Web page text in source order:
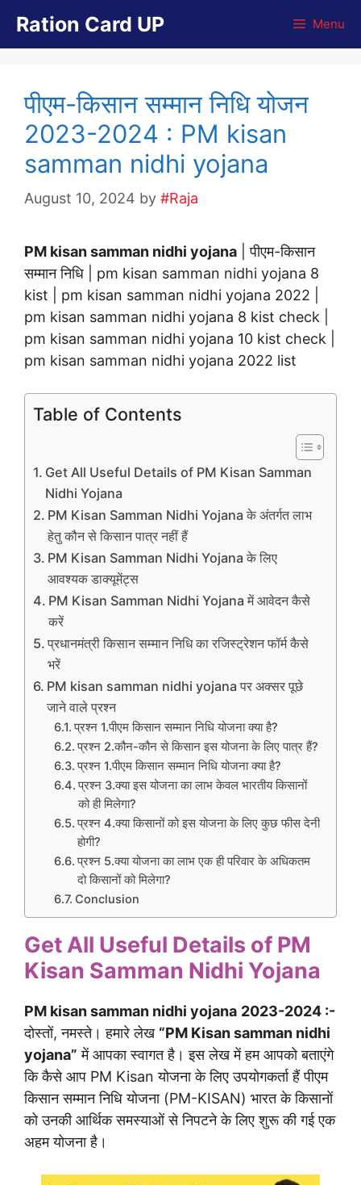
content
Ration Card UP Menu
पीएम-किसान सम्मान निधि योजन
2023-2024 : PM kisan
samman nidhi yojana
August 10, 2024 by #Raja
PM kisan samman nidhi yojana | पीएम-किसान
सम्मान निधि | pm kisan samman nidhi yojana 8
kist | pm kisan samman nidhi yojana 2022 |
pm kisan samman nidhi yojana 8 kist check |
pm kisan samman nidhi yojana 10 kist check |
pm kisan samman nidhi yojana 2022 list
Table of Contents
Get All Useful Details of PM Kisan Samman
Nidhi Yojana
PM Kisan Samman Nidhi Yojana के अंतर्गत लाभ
हेतु कौन से किसान पात्र नहीं हैं
PM Kisan Samman Nidhi Yojana के लिए
आवश्यक डाक्यूमेंट्स
PM Kisan Samman Nidhi Yojana में आवेदन कैसे
करें
प्रधानमंत्री किसान सम्मान निधि का रजिस्ट्रेशन फॉर्म कैसे
भरें
PM kisan samman nidhi yojana पर अक्सर पूछे
जाने वाले प्रश्न
प्रश्न 1.पीएम किसान सम्मान निधि योजना क्या है?
प्रश्न 2.कौन-कौन से किसान इस योजना के लिए पात्र हैं?
प्रश्न 1.पीएम किसान सम्मान निधि योजना क्या है?
प्रश्न 3.क्या इस योजना का लाभ केवल भारतीय किसानों
को ही मिलेगा?
प्रश्न 4.क्या किसानों को इस योजना के लिए कुछ फीस देनी
होगी?
प्रश्न 5.क्या योजना का लाभ एक ही परिवार के अधिकतम
दो किसानों को मिलेगा?
Conclusion
Get All Useful Details of PM
Kisan Samman Nidhi Yojana
PM kisan samman nidhi yojana 2023-2024 :-
दोस्तों, नमस्ते। हमारे लेख “PM Kisan samman nidhi
yojana” में आपका स्वागत है। इस लेख में हम आपको बताएंगे
कि कैसे आप PM Kisan योजना के लिए उपयोगकर्ता हैं पीएम
किसान सम्मान निधि योजना (PM-KISAN) भारत के किसानों
को उनकी आर्थिक समस्याओं से निपटने के लिए शुरू की गई एक
अहम योजना है।